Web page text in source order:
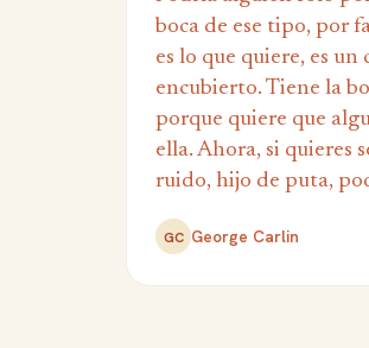
boca de ese tipo, por
es lo que quiere, es un
encubierto. Tiene la
porque quiere que
ella. Ahora, si quieres
ruido, hijo de puta,
GC George Carlin